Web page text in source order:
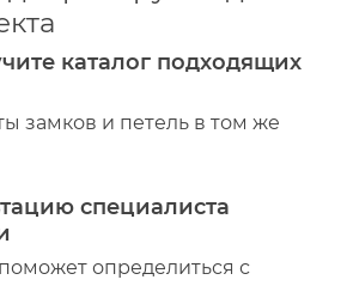
каталог подходящих
замков и петель в том же
специалиста
определиться с